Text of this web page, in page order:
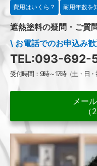
費用はいくら？ 耐用年数を
遮熱塗料の疑問・ご質
\ お電話でのお申込み
TEL:093-692-
受付時間：9時～17時（土・日・
メー